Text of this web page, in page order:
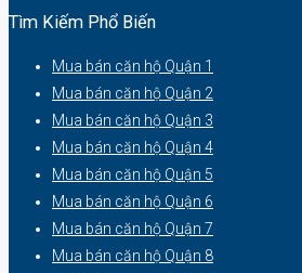
Tìm Kiếm Phổ Biến
Mua bán căn hộ Quận 1
Mua bán căn hộ Quận 2
Mua bán căn hộ Quận 3
Mua bán căn hộ Quận 4
Mua bán căn hộ Quận 5
Mua bán căn hộ Quận 6
Mua bán căn hộ Quận 7
Mua bán căn hộ Quận 8